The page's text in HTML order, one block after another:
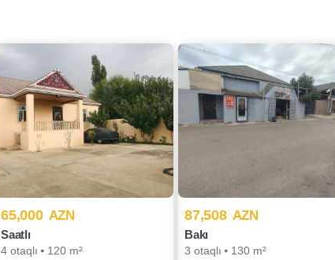
65,000 AZN
Saatlı
4 otaqlı ⦁ 120 m²
87,508 AZN
Bakı
3 otaqlı ⦁ 130 m²